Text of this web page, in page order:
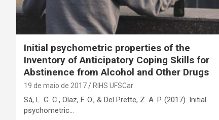
Initial psychometric properties of the
Inventory of Anticipatory Coping Skills for
Abstinence from Alcohol and Other Drugs
19 de maio de 2017 RIHS UFSCar
Sá, L. G. C., Olaz, F. O., & Del Prette, Z. A. P. (2017). Initial
psychometric…